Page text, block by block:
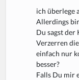
ich überlege
Allerdings
Du sagst der
Verzerren
einfach nur
besser?
Falls Du mir